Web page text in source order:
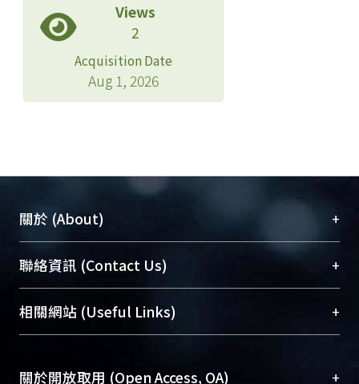
Views
2
Acquisition Date
Aug 1, 2026
關於 (About) +
臺大位居世界頂尖大學之列，為永久珍藏及向國際
展現本校豐碩的研究成果及學術能量，圖書館整合
機構典藏（NTUR）與學術庫（AH）不同功能平
台，成為臺大學術典藏NTU scholars。期能整合研
成果。
聯絡資訊 (Contact Us) +
總館學科館員(Main Library)
醫學圖書館學科館員(Medical Library)
Sciences Library)
相關網站 (Useful Links) +
關於開放取用 (Open Access, OA) +